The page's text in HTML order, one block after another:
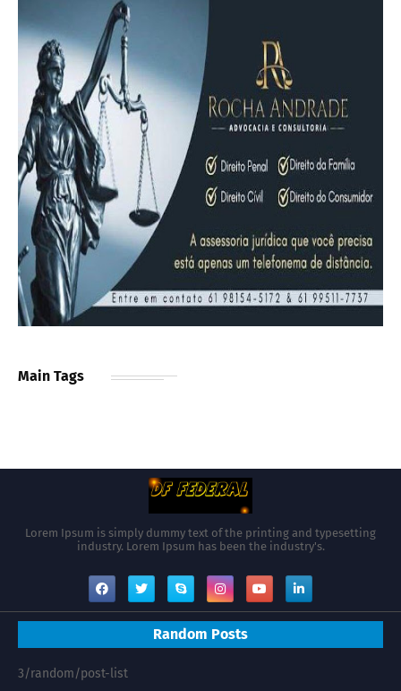
Main Tags
Lorem Ipsum is simply dummy text of the printing and typesetting
industry. Lorem Ipsum has been the industry's.
Random Posts
3/random/post-list